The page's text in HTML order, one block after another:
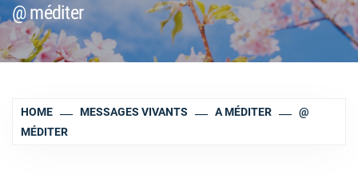
@ méditer
HOME MESSAGES VIVANTS A MÉDITER
@
MÉDITER